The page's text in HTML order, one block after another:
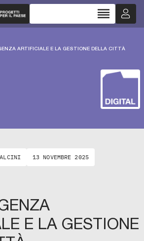
reorder
ARTIFICIALE E LA GESTIONE DELLA CITTÀ
13 NOVEMBRE 2025
E LA GESTIONE